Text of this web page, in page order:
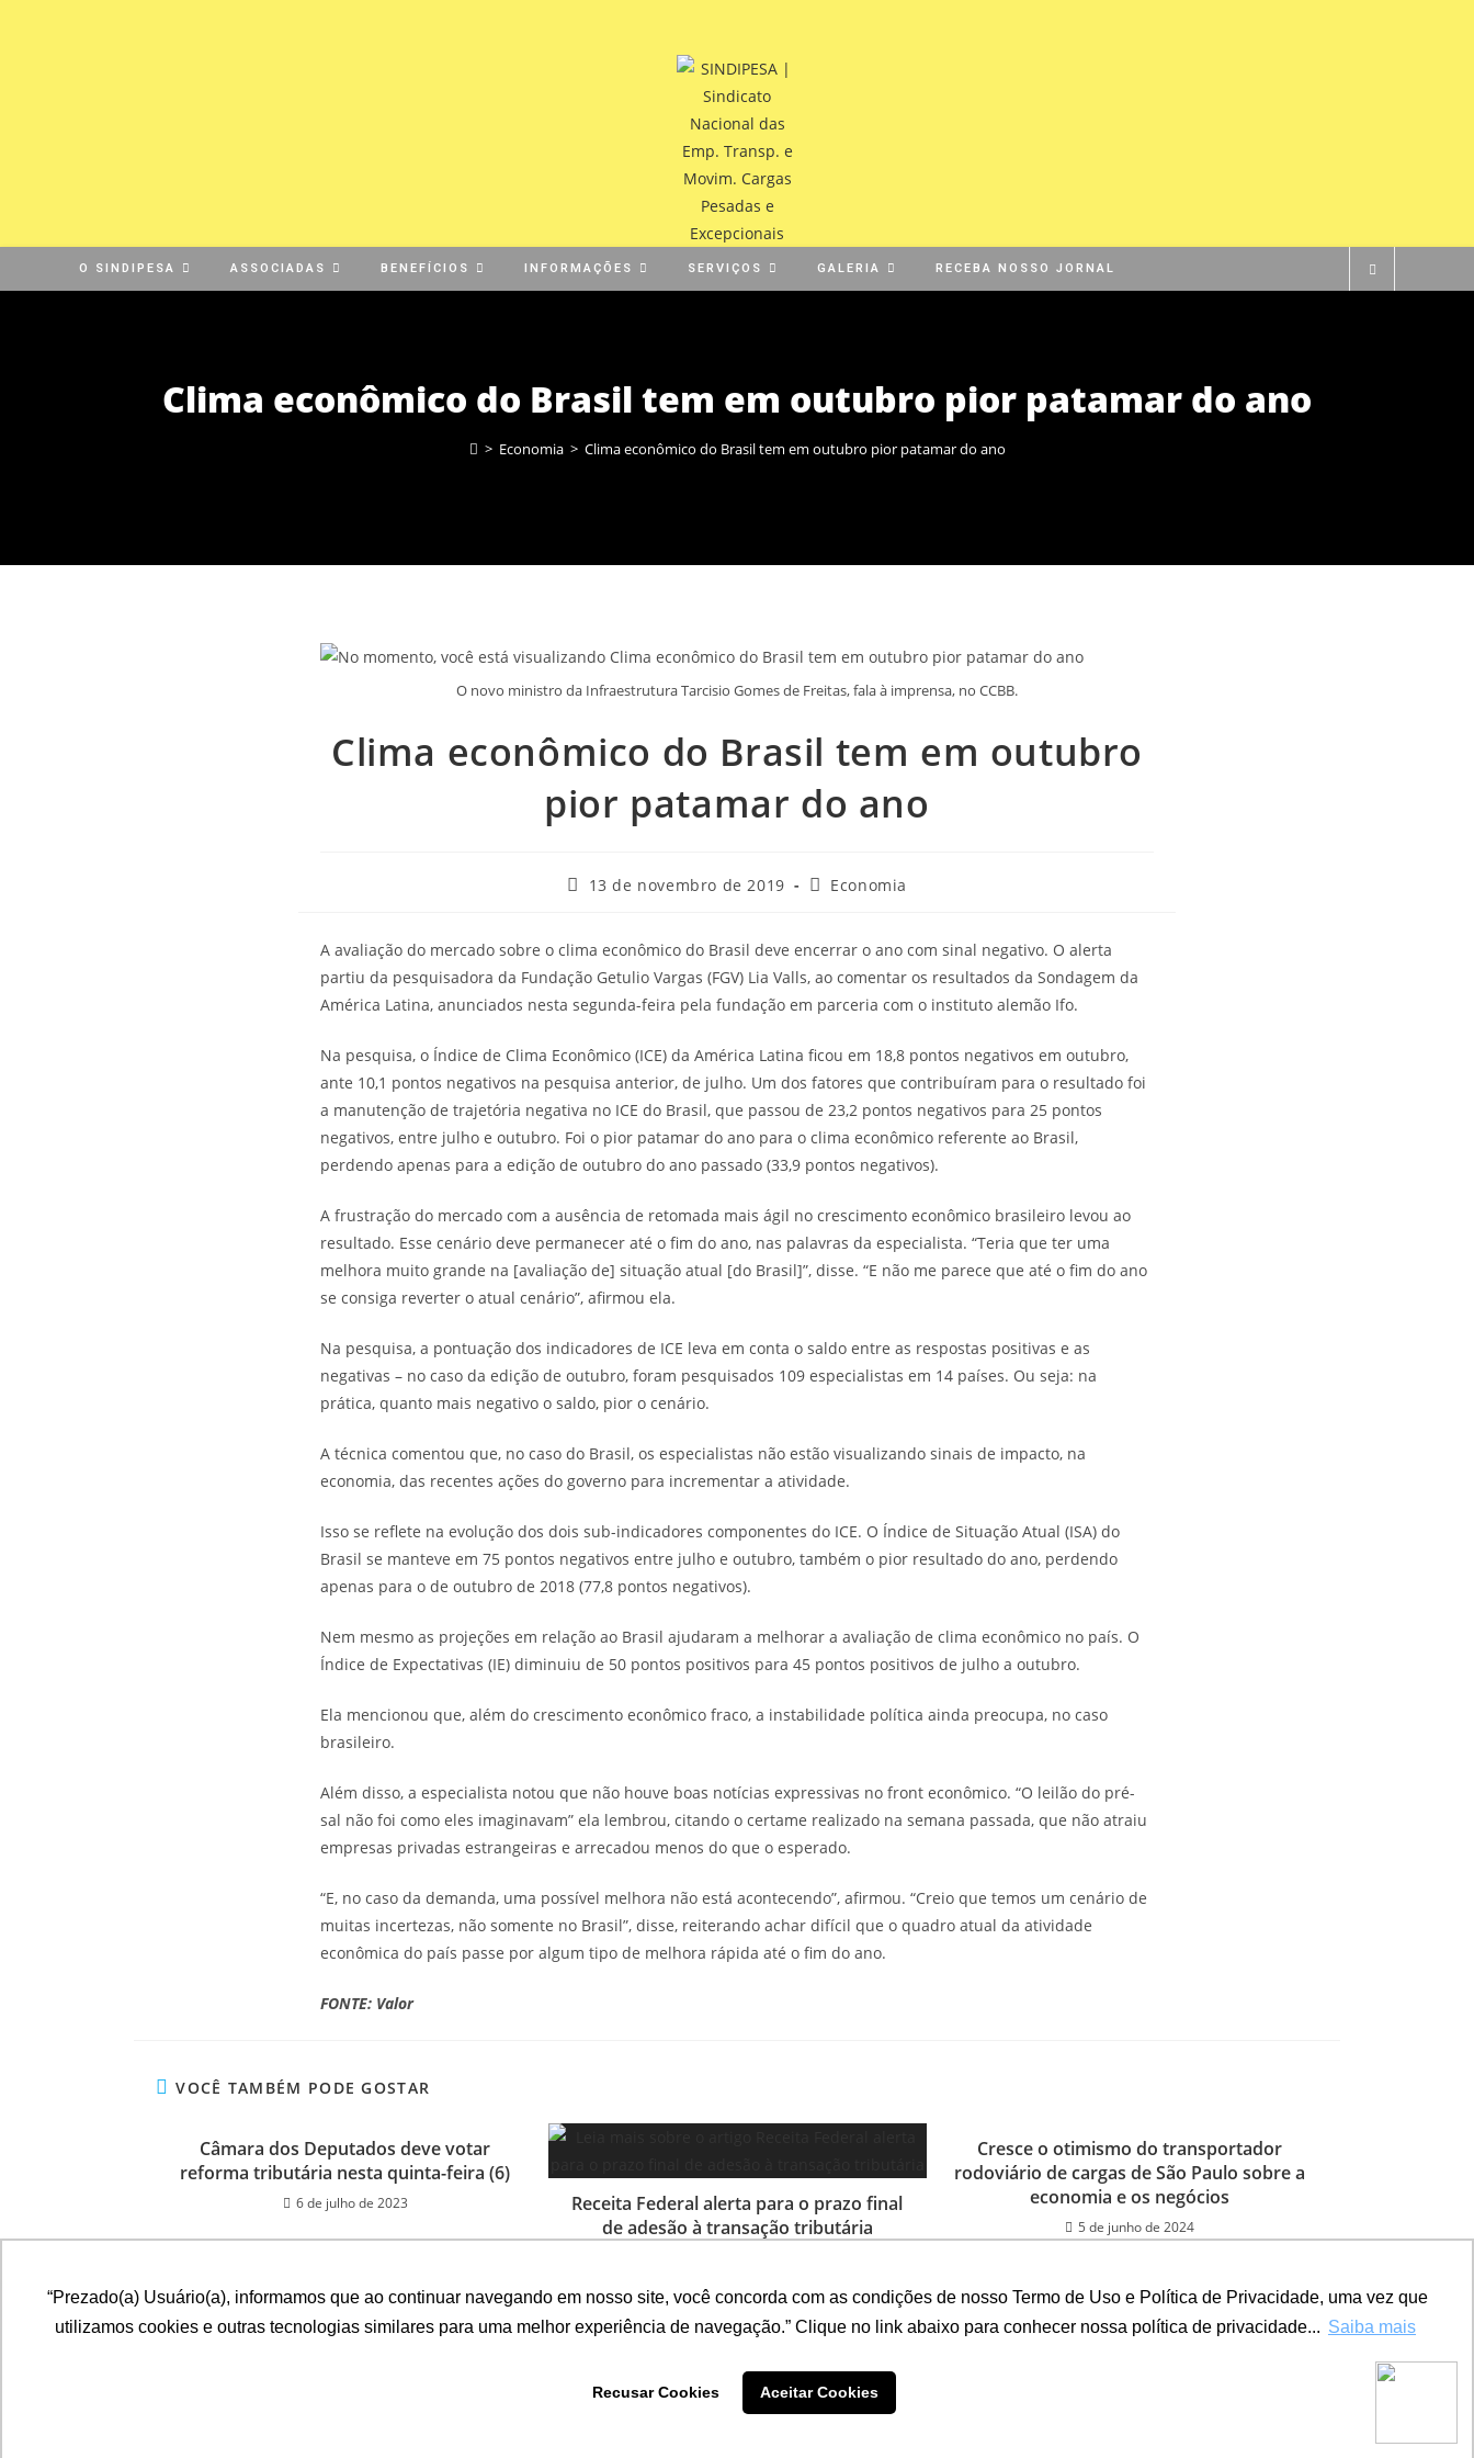
“Prezado(a) Usuário(a), informamos que ao continuar navegando em nosso site, você concorda com as condições de nosso Termo de Uso e Política de Privacidade, uma vez que
utilizamos cookies e outras tecnologias similares para uma melhor experiência de navegação.” Clique no link abaixo para conhecer nossa política de privacidade... Saiba mais
Recusar Cookies Aceitar Cookies
O SINDIPESA ASSOCIADAS BENEFÍCIOS INFORMAÇÕES SERVIÇOS GALERIA RECEBA NOSSO JORNAL
Clima econômico do Brasil tem em outubro pior patamar do ano
> Economia > Clima econômico do Brasil tem em outubro pior patamar do ano
O novo ministro da Infraestrutura Tarcisio Gomes de Freitas, fala à imprensa, no CCBB.
Clima econômico do Brasil tem em outubro
pior patamar do ano
13 de novembro de 2019 Economia
A avaliação do mercado sobre o clima econômico do Brasil deve encerrar o ano com sinal negativo. O alerta
partiu da pesquisadora da Fundação Getulio Vargas (FGV) Lia Valls, ao comentar os resultados da Sondagem da
América Latina, anunciados nesta segunda-feira pela fundação em parceria com o instituto alemão Ifo.
Na pesquisa, o Índice de Clima Econômico (ICE) da América Latina ficou em 18,8 pontos negativos em outubro,
ante 10,1 pontos negativos na pesquisa anterior, de julho. Um dos fatores que contribuíram para o resultado foi
a manutenção de trajetória negativa no ICE do Brasil, que passou de 23,2 pontos negativos para 25 pontos
negativos, entre julho e outubro. Foi o pior patamar do ano para o clima econômico referente ao Brasil,
perdendo apenas para a edição de outubro do ano passado (33,9 pontos negativos).
A frustração do mercado com a ausência de retomada mais ágil no crescimento econômico brasileiro levou ao
resultado. Esse cenário deve permanecer até o fim do ano, nas palavras da especialista. “Teria que ter uma
melhora muito grande na [avaliação de] situação atual [do Brasil]”, disse. “E não me parece que até o fim do ano
se consiga reverter o atual cenário”, afirmou ela.
Na pesquisa, a pontuação dos indicadores de ICE leva em conta o saldo entre as respostas positivas e as
negativas – no caso da edição de outubro, foram pesquisados 109 especialistas em 14 países. Ou seja: na
prática, quanto mais negativo o saldo, pior o cenário.
A técnica comentou que, no caso do Brasil, os especialistas não estão visualizando sinais de impacto, na
economia, das recentes ações do governo para incrementar a atividade.
Isso se reflete na evolução dos dois sub-indicadores componentes do ICE. O Índice de Situação Atual (ISA) do
Brasil se manteve em 75 pontos negativos entre julho e outubro, também o pior resultado do ano, perdendo
apenas para o de outubro de 2018 (77,8 pontos negativos).
Nem mesmo as projeções em relação ao Brasil ajudaram a melhorar a avaliação de clima econômico no país. O
Índice de Expectativas (IE) diminuiu de 50 pontos positivos para 45 pontos positivos de julho a outubro.
Ela mencionou que, além do crescimento econômico fraco, a instabilidade política ainda preocupa, no caso
brasileiro.
Além disso, a especialista notou que não houve boas notícias expressivas no front econômico. “O leilão do pré-
sal não foi como eles imaginavam” ela lembrou, citando o certame realizado na semana passada, que não atraiu
empresas privadas estrangeiras e arrecadou menos do que o esperado.
“E, no caso da demanda, uma possível melhora não está acontecendo”, afirmou. “Creio que temos um cenário de
muitas incertezas, não somente no Brasil”, disse, reiterando achar difícil que o quadro atual da atividade
econômica do país passe por algum tipo de melhora rápida até o fim do ano.
FONTE: Valor
VOCÊ TAMBÉM PODE GOSTAR
Câmara dos Deputados deve votar
reforma tributária nesta quinta-feira (6)
6 de julho de 2023
Receita Federal alerta para o prazo final
de adesão à transação tributária
Cresce o otimismo do transportador
rodoviário de cargas de São Paulo sobre a
economia e os negócios
5 de junho de 2024